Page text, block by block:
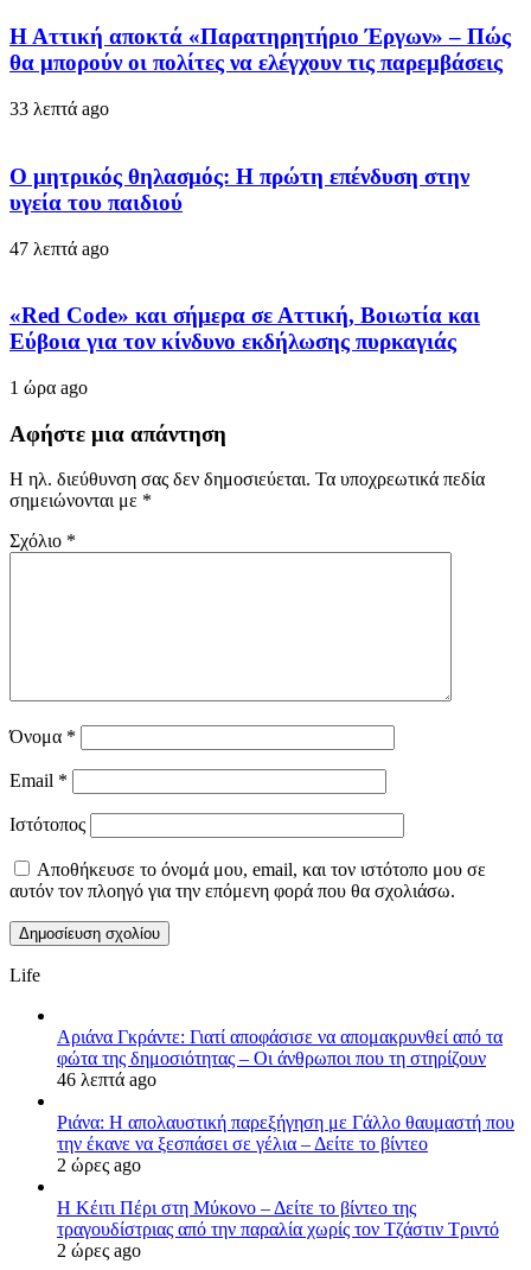
Η Αττική αποκτά «Παρατηρητήριο Έργων» – Πώς
θα μπορούν οι πολίτες να ελέγχουν τις παρεμβάσεις
33 λεπτά ago
Ο μητρικός θηλασμός: Η πρώτη επένδυση στην
υγεία του παιδιού
47 λεπτά ago
«Red Code» και σήμερα σε Αττική, Βοιωτία και
Εύβοια για τον κίνδυνο εκδήλωσης πυρκαγιάς
1 ώρα ago
Αφήστε μια απάντηση
Η ηλ. διεύθυνση σας δεν δημοσιεύεται. Τα υποχρεωτικά πεδία
σημειώνονται με *
Σχόλιο *
Όνομα *
Email *
Ιστότοπος
Αποθήκευσε το όνομά μου, email, και τον ιστότοπο μου σε
αυτόν τον πλοηγό για την επόμενη φορά που θα σχολιάσω.
Life
Αριάνα Γκράντε: Γιατί αποφάσισε να απομακρυνθεί από τα
φώτα της δημοσιότητας – Οι άνθρωποι που τη στηρίζουν
46 λεπτά ago
Ριάνα: Η απολαυστική παρεξήγηση με Γάλλο θαυμαστή που
την έκανε να ξεσπάσει σε γέλια – Δείτε το βίντεο
2 ώρες ago
H Κέιτι Πέρι στη Μύκονο – Δείτε το βίντεο της
τραγουδίστριας από την παραλία χωρίς τον Τζάστιν Τριντό
2 ώρες ago